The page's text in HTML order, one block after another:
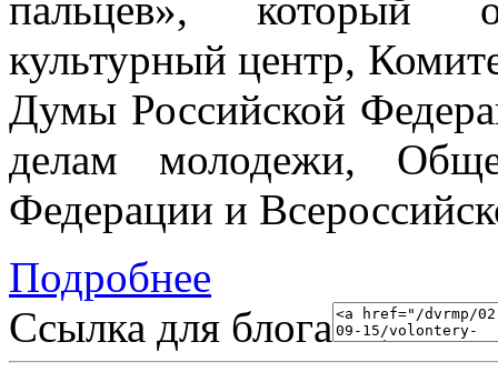
пальцев», который
культурный центр,
Думы Российской
делам молодежи,
Федерации и
Подробнее
Ссылка для блога